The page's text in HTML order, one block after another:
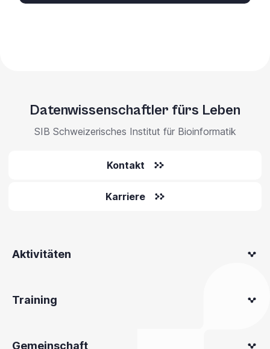
Datenwissenschaftler fürs Leben
SIB Schweizerisches Institut für Bioinformatik
Kontakt
Karriere
Aktivitäten
Training
Gemeinschaft